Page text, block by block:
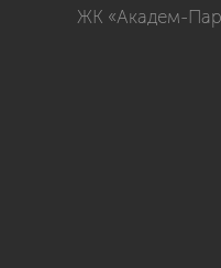
ЖК «Академ-